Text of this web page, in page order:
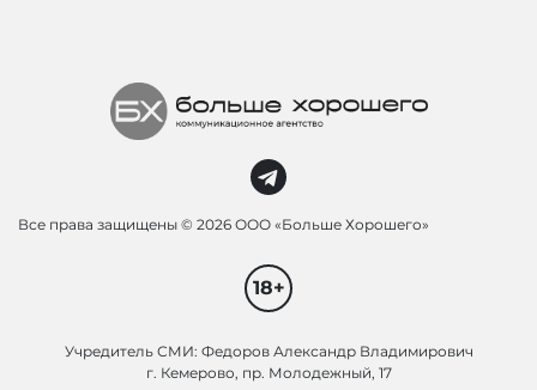
Все права защищены © 2026 ООО «Больше Хорошего»
18+
Учредитель СМИ: Федоров Александр Владимирович
г. Кемерово, пр. Молодежный, 17